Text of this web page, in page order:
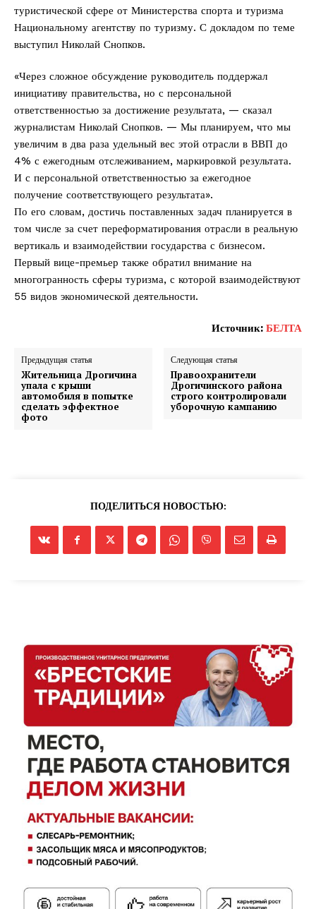
туристической сфере от Министерства спорта и туризма
Национальному агентству по туризму. С докладом по теме
выступил Николай Снопков.
«Через сложное обсуждение руководитель поддержал
инициативу правительства, но с персональной
ответственностью за достижение результата, — сказал
журналистам Николай Снопков. — Мы планируем, что мы
увеличим в два раза удельный вес этой отрасли в ВВП до
4% с ежегодным отслеживанием, маркировкой результата.
И с персональной ответственностью за ежегодное
получение соответствующего результата».
По его словам, достичь поставленных задач планируется в
том числе за счет переформатирования отрасли в реальную
вертикаль и взаимодействии государства с бизнесом.
Первый вице-премьер также обратил внимание на
многогранность сферы туризма, с которой взаимодействуют
55 видов экономической деятельности.
Источник: БЕЛТА
Предыдущая статья
Жительница Дрогичина
упала с крыши
автомобиля в попытке
сделать эффектное
фото
Следующая статья
Правоохранители
Дрогичинского района
строго контролировали
уборочную кампанию
ПОДЕЛИТЬСЯ НОВОСТЬЮ: